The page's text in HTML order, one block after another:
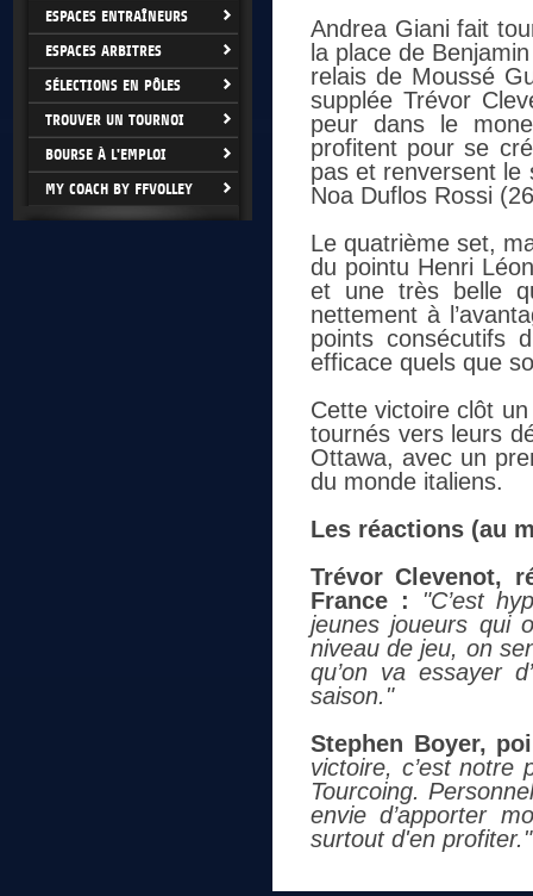
ESPACES ENTRAÎNEURS
ESPACES ARBITRES
SÉLECTIONS EN PÔLES
TROUVER UN TOURNOI
BOURSE À L'EMPLOI
MY COACH BY FFVOLLEY
Andrea Giani fait
la place de
relais de Moussé
supplée Trévor
peur dans le
profitent pour se
pas et renversent le
Noa Duflos Rossi
Le quatrième set,
du pointu Henri
et une très belle
nettement à
points consécutifs
efficace quels que
Cette victoire clôt
tournés vers leurs
Ottawa, avec un
du monde italiens.
Les réactions (au
Trévor Clevenot,
France :
"C’est
jeunes joueurs qui
niveau de jeu, on
qu’on va essayer
saison."
Stephen Boyer,
victoire, c’est notre
Tourcoing.
envie d’apporter
surtout d'en profiter."